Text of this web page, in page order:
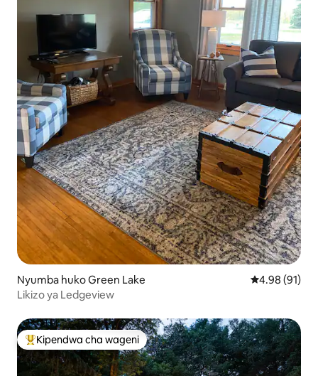
Nyumba huko Green Lake Ukadiriaji wa
4.98 (91)
Likizo ya Ledgeview
Kipendwa maarufu cha wageni
Kipendwa cha wageni